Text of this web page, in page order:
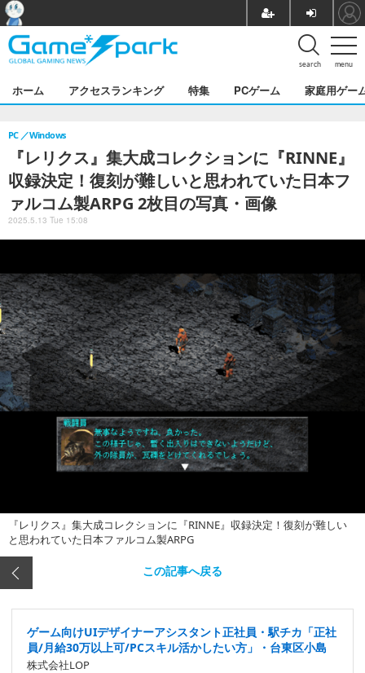
menu
search
ホーム アクセスランキング 特集 PCゲーム 家庭用ゲー
『レリクス』集大成コレクションに『RINNE』
収録決定！復刻が難しいと思われていた日本フ
ァルコム製ARPG 2枚目の写真・画像
PC Windows
2025.5.13 Tue 15:08
『レリクス』集大成コレクションに『RINNE』収録決定！復刻が難しい
と思われていた日本ファルコム製ARPG
この記事へ戻る
ゲーム向けUIデザイナーアシスタント正社員・駅チカ「正社
員/月給30万以上可/PCスキル活かしたい方」・台東区小島
株式会社LOP